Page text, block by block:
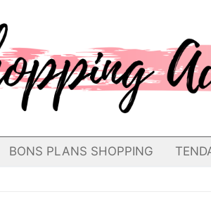
BONS PLANS SHOPPING